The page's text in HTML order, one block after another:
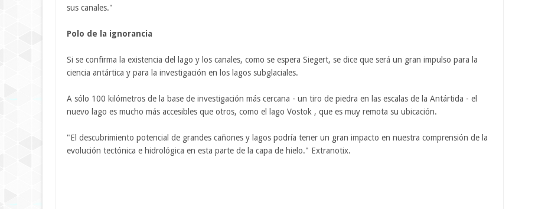
sus canales."
Polo de la ignorancia
Si se confirma la existencia del lago y los canales, como se espera Siegert, se dice que será un gran impulso para la
ciencia antártica y para la investigación en los lagos subglaciales.
A sólo 100 kilómetros de la base de investigación más cercana - un tiro de piedra en las escalas de la Antártida - el
nuevo lago es mucho más accesibles que otros, como el lago Vostok , que es muy remota su ubicación.
"El descubrimiento potencial de grandes cañones y lagos podría tener un gran impacto en nuestra comprensión de la
evolución tectónica e hidrológica en esta parte de la capa de hielo." Extranotix.